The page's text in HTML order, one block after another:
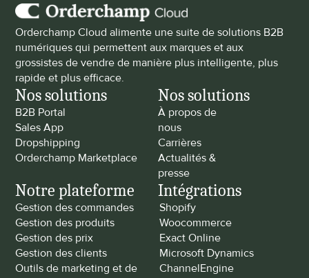
Orderchamp Cloud alimente une suite de solutions B2B
numériques qui permettent aux marques et aux
grossistes de vendre de manière plus intelligente, plus
rapide et plus efficace.
Nos solutions
B2B Portal
Sales App
Dropshipping
Orderchamp Marketplace
Nos solutions
À propos de
nous
Carrières
Actualités &
presse
Notre plateforme
Gestion des commandes
Gestion des produits
Gestion des prix
Gestion des clients
Outils de marketing et de
Intégrations
Shopify
Woocommerce
Exact Online
Microsoft Dynamics
ChannelEngine